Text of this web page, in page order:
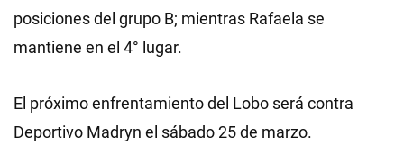
posiciones del grupo B; mientras Rafaela se
mantiene en el 4° lugar.
El próximo enfrentamiento del Lobo será contra
Deportivo Madryn el sábado 25 de marzo.